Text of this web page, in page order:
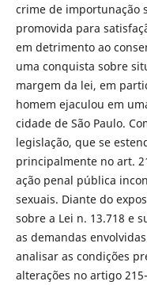
crime de importunação
promovida para
em detrimento ao
uma conquista sobre
margem da lei, em
homem ejaculou em
cidade de São Paulo.
legislação, que se
principalmente no art.
ação penal pública
sexuais. Diante do
sobre a Lei n. 13.718 e
as demandas
analisar as condições
alterações no artigo